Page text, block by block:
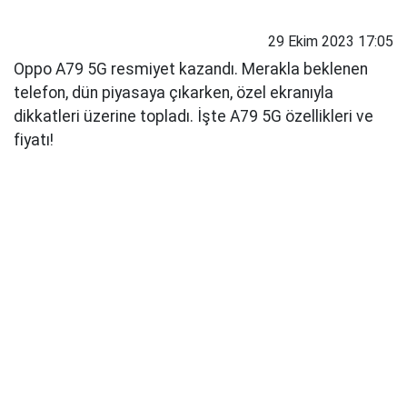
29 Ekim 2023 17:05
Oppo A79 5G resmiyet kazandı. Merakla beklenen
telefon, dün piyasaya çıkarken, özel ekranıyla
dikkatleri üzerine topladı. İşte A79 5G özellikleri ve
fiyatı!